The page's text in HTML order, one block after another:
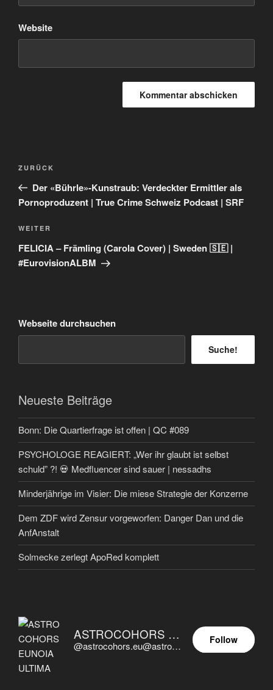
Website
Beitragsnavigation
Vorheriger
Beitrag
ZURÜCK
Der «Bührle»-Kunstraub: Verdeckter Ermittler als
Pornoproduzent | True Crime Schweiz Podcast | SRF
Nächster
Beitrag
WEITER
FELICIA – Främling (Carola Cover) | Sweden 🇸🇪 |
#EurovisionALBM
Webseite durchsuchen
Suche!
Neueste Beiträge
Bonn: Die Quartierfrage ist offen | QC #089
PSYCHOLOGE REAGIERT: „Wer ihr glaubt ist selbst
schuld” ?! 💀 Medfluencer sind sauer | nessadhs
Minderjährige im Visier: Die miese Strategie der Konzerne
Dem ZDF wird Zensur vorgeworfen: Danger Dan und die
AnfAnstalt
Solmecke zerlegt ApoRed komplett
ASTROCOHORS EUNOIA ULTIMA
@astrocohors.eu@astrocohors.eu
Follow